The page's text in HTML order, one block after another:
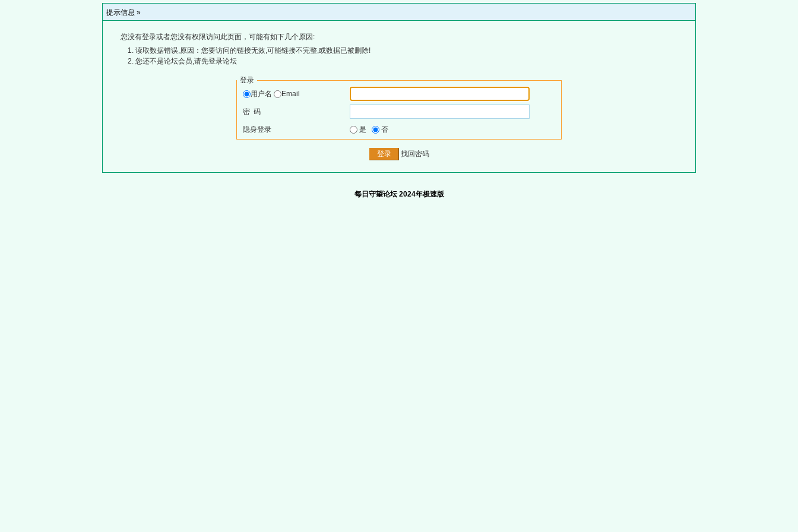
提示信息 »
您没有登录或者您没有权限访问此页面，可能有如下几个原因:
读取数据错误,原因：您要访问的链接无效,可能链接不完整,或数据已被删除!
您还不是论坛会员,请先登录论坛
登录
用户名
Email
密 码
隐身登录 是 否
找回密码
每日守望论坛 2024年极速版